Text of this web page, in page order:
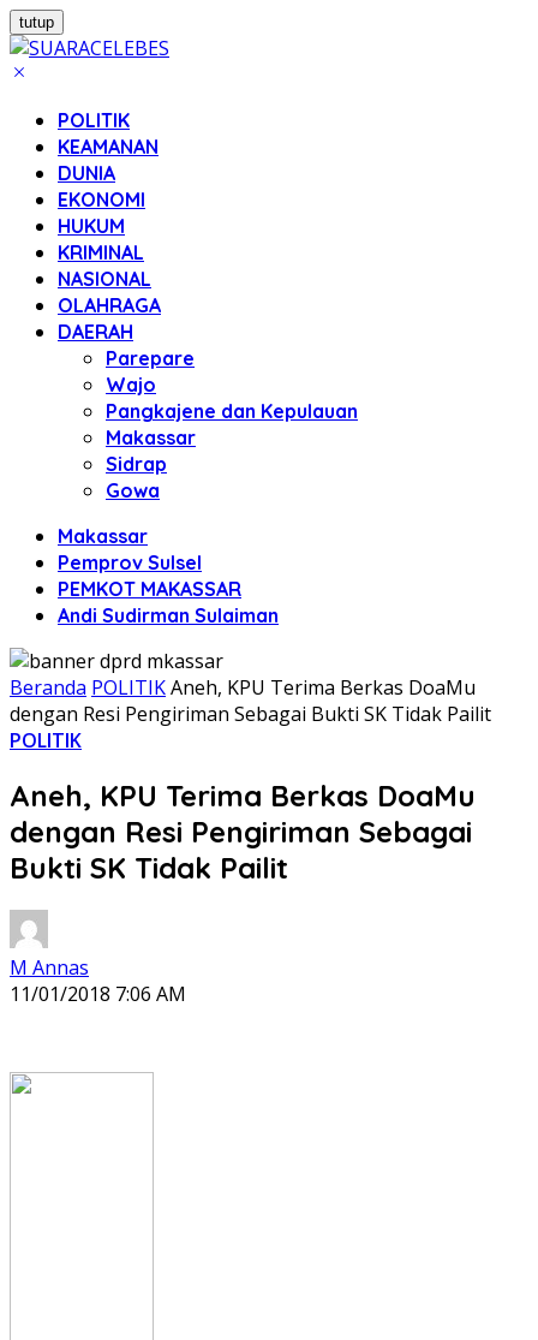
tutup
POLITIK
KEAMANAN
DUNIA
EKONOMI
HUKUM
KRIMINAL
NASIONAL
OLAHRAGA
DAERAH
Parepare
Wajo
Pangkajene dan Kepulauan
Makassar
Sidrap
Gowa
Makassar
Pemprov Sulsel
PEMKOT MAKASSAR
Andi Sudirman Sulaiman
Beranda POLITIKAneh, KPU Terima Berkas DoaMu
dengan Resi Pengiriman Sebagai Bukti SK Tidak Pailit
POLITIK
Aneh, KPU Terima Berkas DoaMu
dengan Resi Pengiriman Sebagai
Bukti SK Tidak Pailit
M Annas
11/01/2018 7:06 AM